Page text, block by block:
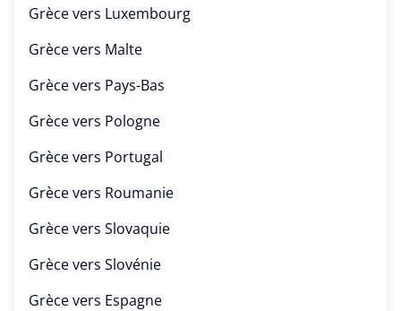
Grèce vers Luxembourg
Grèce vers Malte
Grèce vers Pays-Bas
Grèce vers Pologne
Grèce vers Portugal
Grèce vers Roumanie
Grèce vers Slovaquie
Grèce vers Slovénie
Grèce vers Espagne